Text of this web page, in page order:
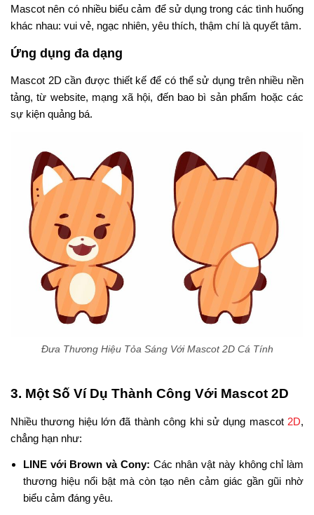
Mascot nên có nhiều biểu cảm để sử dụng trong các tình huống
khác nhau: vui vẻ, ngạc nhiên, yêu thích, thậm chí là quyết tâm.
Ứng dụng đa dạng
Mascot 2D cần được thiết kế để có thể sử dụng trên nhiều nền
tảng, từ website, mạng xã hội, đến bao bì sản phẩm hoặc các
sự kiện quảng bá.
Đưa Thương Hiệu Tỏa Sáng Với Mascot 2D Cá Tính
3. Một Số Ví Dụ Thành Công Với Mascot 2D
Nhiều thương hiệu lớn đã thành công khi sử dụng mascot 2D,
chẳng hạn như:
LINE với Brown và Cony: Các nhân vật này không chỉ làm
thương hiệu nổi bật mà còn tạo nên cảm giác gần gũi nhờ
biểu cảm đáng yêu.